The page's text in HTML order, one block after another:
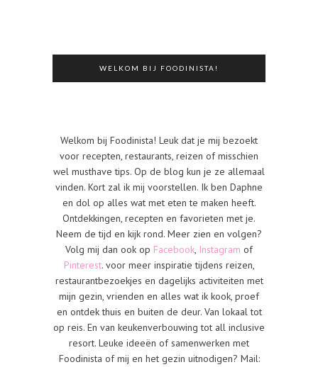
WELKOM BIJ FOODINISTA!
Welkom bij Foodinista! Leuk dat je mij bezoekt
voor recepten, restaurants, reizen of misschien
wel musthave tips. Op de blog kun je ze allemaal
vinden. Kort zal ik mij voorstellen. Ik ben Daphne
en dol op alles wat met eten te maken heeft.
Ontdekkingen, recepten en favorieten met je.
Neem de tijd en kijk rond. Meer zien en volgen?
Volg mij dan ook op Facebook, Instagram of
Pinterest. voor meer inspiratie tijdens reizen,
restaurantbezoekjes en dagelijks activiteiten met
mijn gezin, vrienden en alles wat ik kook, proef
en ontdek thuis en buiten de deur. Van lokaal tot
op reis. En van keukenverbouwing tot all inclusive
resort. Leuke ideeën of samenwerken met
Foodinista of mij en het gezin uitnodigen? Mail: